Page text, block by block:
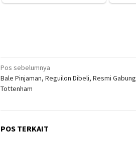
Navigasi
pos
Pos sebelumnya
Bale Pinjaman, Reguilon Dibeli, Resmi Gabung
Tottenham
POS TERKAIT